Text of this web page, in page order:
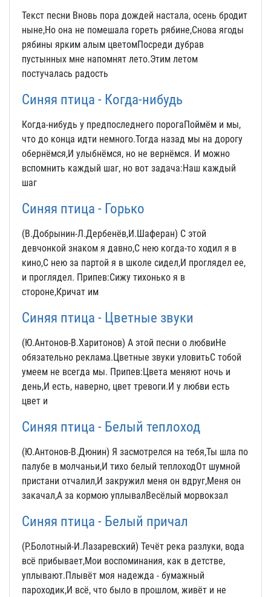
Текст песни Вновь пора дождей настала, осень бродит
ныне,Но она не помешала гореть рябине,Снова ягоды
рябины ярким алым цветомПосреди дубрав
пустынных мне напомнят лето.Этим летом
постучалась радость
Синяя птица - Когда-нибудь
Когда-нибудь у предпоследнего порогаПоймём и мы,
что до конца идти немного.Тогда назад мы на дорогу
обернёмся,И улыбнёмся, но не вернёмся. И можно
вспомнить каждый шаг, но вот задача:Наш каждый
шаг
Синяя птица - Горько
(В.Добрынин-Л.Дербенёв,И.Шаферан) С этой
девчонкой знаком я давно,С нею когда-то ходил я в
кино,С нею за партой я в школе сидел,И проглядел ее,
и проглядел. Припев:Сижу тихонько я в
стороне,Кричат им
Синяя птица - Цветные звуки
(Ю.Антонов-В.Харитонов) А этой песни о любвиНе
обязательно реклама.Цветные звуки уловитьС тобой
умеем не всегда мы. Припев:Цвета меняют ночь и
день,И есть, наверно, цвет тревоги.И у любви есть
цвет и
Синяя птица - Белый теплоход
(Ю.Антонов-В.Дюнин) Я засмотрелся на тебя,Ты шла по
палубе в молчаньи,И тихо белый теплоходОт шумной
пристани отчалил,И закружил меня он вдруг,Меня он
закачал,А за кормою уплывалВесёлый морвокзал
Синяя птица - Белый причал
(Р.Болотный-И.Лазаревский) Течёт река разлуки, вода
всё прибывает,Мои воспоминания, как в детстве,
уплывают.Плывёт моя надежда - бумажный
пароходик,И всё, что было в прошлом, живёт и не